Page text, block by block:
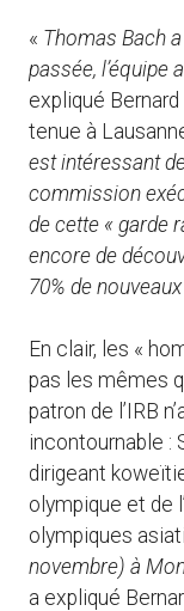
« Thomas Bach
passée, l’équipe
expliqué
tenue à
est intéressant
commission
de cette « garde
encore de
70% de
En clair, les «
pas les mêmes
patron de l’IRB
incontournable :
dirigeant
olympique et de
olympiques
novembre) à
a expliqué